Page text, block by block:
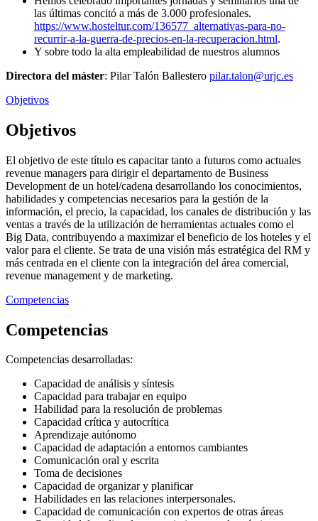
las últimas concitó a más de 3.000 profesionales.
https://www.hosteltur.com/136577_alternativas-para-no-
recurrir-a-la-guerra-de-precios-en-la-recuperacion.html.
Y sobre todo la alta empleabilidad de nuestros alumnos
Directora del máster: Pilar Talón Ballestero pilar.talon@urjc.es
Objetivos
Objetivos
El objetivo de este título es capacitar tanto a futuros como actuales
revenue managers para dirigir el departamento de Business
Development de un hotel/cadena desarrollando los conocimientos,
habilidades y competencias necesarios para la gestión de la
información, el precio, la capacidad, los canales de distribución y las
ventas a través de la utilización de herramientas actuales como el
Big Data, contribuyendo a maximizar el beneficio de los hoteles y el
valor para el cliente. Se trata de una visión más estratégica del RM y
más centrada en el cliente con la integración del área comercial,
revenue management y de marketing.
Competencias
Competencias
Competencias desarrolladas:
Capacidad de análisis y síntesis
Capacidad para trabajar en equipo
Habilidad para la resolución de problemas
Capacidad crítica y autocrítica
Aprendizaje autónomo
Capacidad de adaptación a entornos cambiantes
Comunicación oral y escrita
Toma de decisiones
Capacidad de organizar y planificar
Habilidades en las relaciones interpersonales.
Capacidad de comunicación con expertos de otras áreas